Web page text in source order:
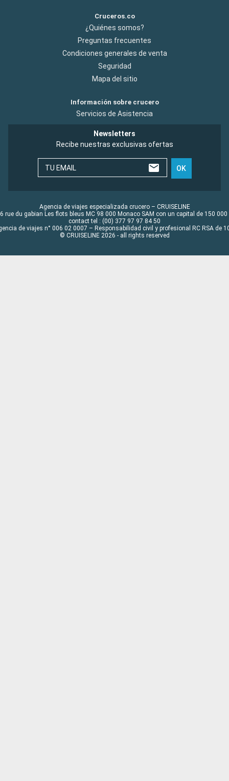
Cruceros.co
¿Quiénes somos?
Preguntas frecuentes
Condiciones generales de venta
Seguridad
Mapa del sitio
Información sobre crucero
Servicios de Asistencia
Newsletters
Recibe nuestras exclusivas ofertas
TU EMAIL OK
Agencia de viajes especializada crucero – CRUISELINE
rue du gabian Les flots bleus MC 98 000 Monaco SAM con un capital de 150 000
contact tel : (00) 377 97 97 84 50
de viajes n° 006 02 0007 – Responsabilidad civil y profesional RC RSA de
© CRUISELINE 2026 - all rights reserved